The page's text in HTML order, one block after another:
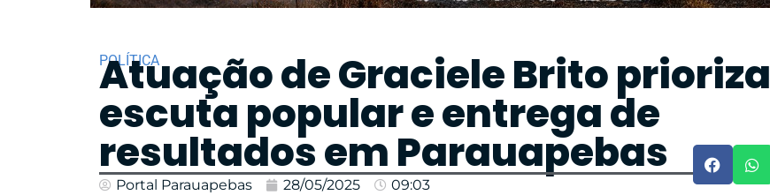
POLÍTICA
Atuação de Graciele Brito prioriza
escuta popular e entrega de
resultados em Parauapebas
Portal Parauapebas 28/05/2025 09:03